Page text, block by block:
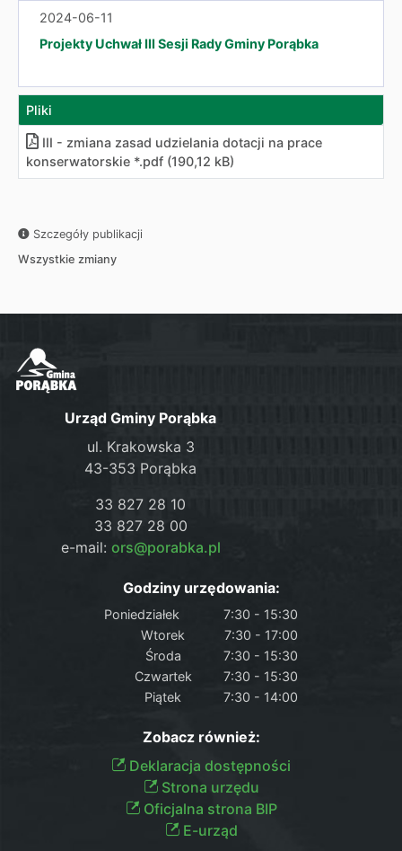
2024-06-11
Projekty Uchwał III Sesji Rady Gminy Porąbka
Pliki
III - zmiana zasad udzielania dotacji na prace
konserwatorskie *.pdf (190,12 kB)
Szczegóły publikacji
Wszystkie zmiany
Urząd Gminy Porąbka
ul. Krakowska 3
43-353 Porąbka
33 827 28 10
33 827 28 00
e-mail: ors@porabka.pl
Godziny urzędowania:
Poniedziałek
7:30 - 15:30
Wtorek
7:30 - 17:00
Środa
7:30 - 15:30
Czwartek
7:30 - 15:30
Piątek
7:30 - 14:00
Zobacz również:
Deklaracja dostępności
Strona urzędu
Oficjalna strona BIP
E-urząd